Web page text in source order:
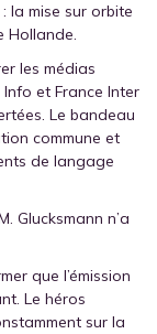
la mise sur orbite
Hollande.
les médias
Info et France Inter
Le bandeau
commune et
de langage
Glucksmann n’a
que l’émission
Le héros
sur la